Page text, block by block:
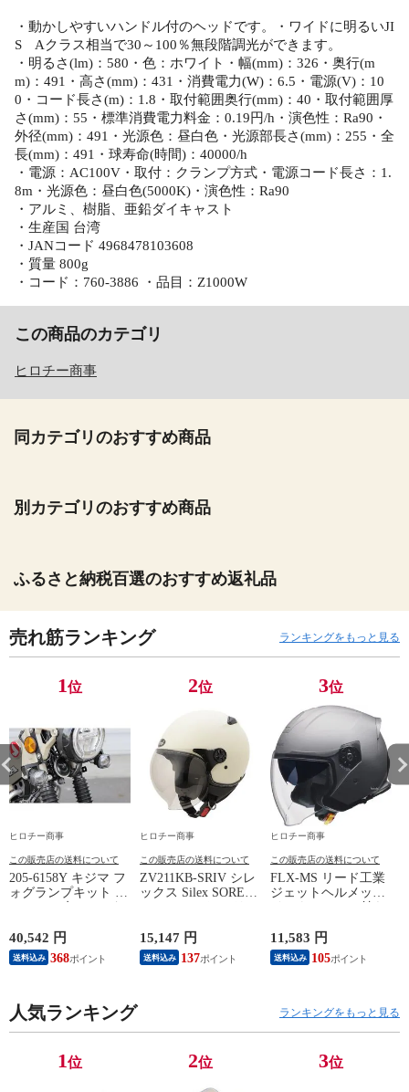
・動かしやすいハンドル付のヘッドです。・ワイドに明るいJI
S Aクラス相当で30～100％無段階調光ができます。
・明るさ(lm)：580・色：ホワイト・幅(mm)：326・奥行(m
m)：491・高さ(mm)：431・消費電力(W)：6.5・電源(V)：10
0・コード長さ(m)：1.8・取付範囲奥行(mm)：40・取付範囲厚
さ(mm)：55・標準消費電力料金：0.19円/h・演色性：Ra90・
外径(mm)：491・光源色：昼白色・光源部長さ(mm)：255・全
長(mm)：491・球寿命(時間)：40000/h
・電源：AC100V・取付：クランプ方式・電源コード長さ：1.
8m・光源色：昼白色(5000K)・演色性：Ra90
・アルミ、樹脂、亜鉛ダイキャスト
・生産国 台湾
・JANコード 4968478103608
・質量 800g
・コード：760-3886 ・品目：Z1000W
この商品のカテゴリ
ヒロチー商事
同カテゴリのおすすめ商品
別カテゴリのおすすめ商品
ふるさと納税百選のおすすめ返礼品
売れ筋ランキング ランキングをもっと見る
1位
ヒロチー商事
この販売店の送料について
205-6158Y キジマ フ
ォグランプキット イ
JA55/8BJ-JA65)
40,542 円
送料込み 368
2位
ヒロチー商事
この販売店の送料について
ZV211KB-SRIV シレ
ックス Silex SOREL-
アイボリー
15,147 円
送料込み 137
3位
ヒロチー商事
この販売店の送料について
FLX-MS リード工業
ジェットヘルメット
サイズ
11,583 円
送料込み 105
人気ランキング ランキングをもっと見る
1位 2位 3位